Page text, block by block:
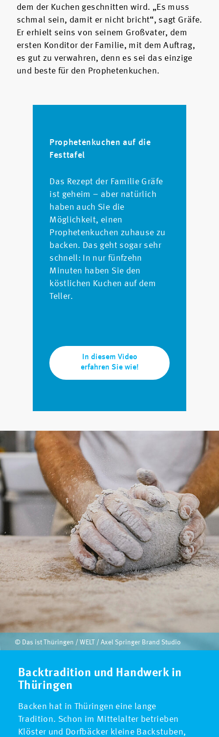
dem der Kuchen geschnitten wird. „Es muss
schmal sein, damit er nicht bricht“, sagt Gräfe.
Er erhielt seins von seinem Großvater, dem
ersten Konditor der Familie, mit dem Auftrag,
es gut zu verwahren, denn es sei das einzige
und beste für den Prophetenkuchen.
Prophetenkuchen auf die
Festtafel
Das Rezept der Familie Gräfe
ist geheim – aber natürlich
haben auch Sie die
Möglichkeit, einen
Prophetenkuchen zuhause zu
backen. Das geht sogar sehr
schnell: In nur fünfzehn
Minuten haben Sie den
köstlichen Kuchen auf dem
Teller.
In diesem Video
erfahren Sie wie!
© Das ist Thüringen / WELT / Axel Springer Brand Studio
Backtradition und Handwerk in
Thüringen
Backen hat in Thüringen eine lange
Tradition. Schon im Mittelalter betrieben
Klöster und Dorfbäcker kleine Backstuben,